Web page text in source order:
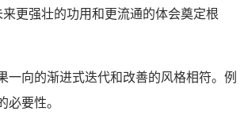
更强壮的功用和更流通的体会奠定根
向的渐进式迭代和改善的风格相符。例
要性。